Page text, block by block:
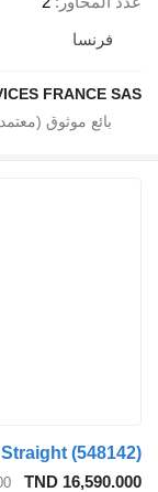
فرنسا
FRANCE SAS
(548142)
TND 16,590.000